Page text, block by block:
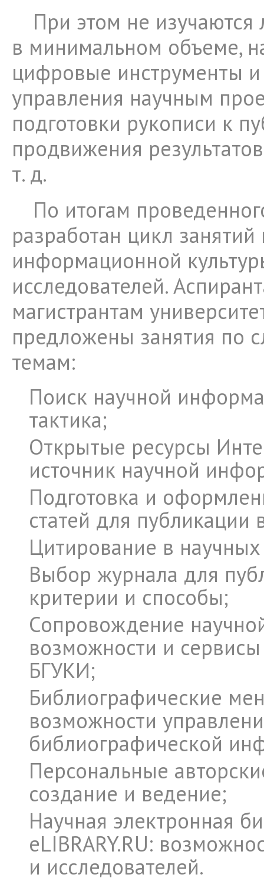
При этом не изучаются
в минимальном объеме,
цифровые инструменты
управления научным
подготовки рукописи к
продвижения
т. д.
По итогам
разработан цикл
информационной
исследователей.
магистрантам
предложены занятия по
темам:
Поиск научной
тактика;
Открытые ресурсы
источник научной
Подготовка и
статей для публикации
Цитирование в
Выбор журнала для
критерии и способы;
Сопровождение
возможности и
БГУКИ;
Библиографические
возможности
библиографической
Персональные
создание и ведение;
Научная электронная
eLIBRARY.RU:
и исследователей.